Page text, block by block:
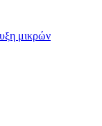
μικρών